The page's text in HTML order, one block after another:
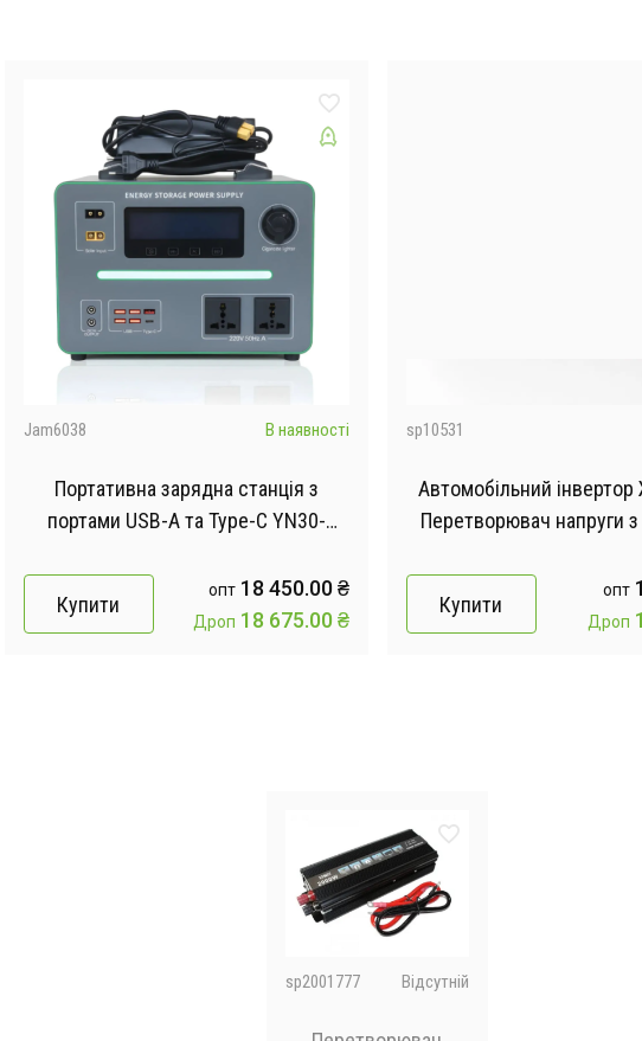
Jam6038 В наявності
Портативна зарядна станція з
портами USB-A та Type-C YN30-
Купити
опт18 450.00 ₴
Дроп 18 675.00 ₴
sp10531
Автомобільний
Перетворювач напруги
Купити
опт
Дроп
sp2001777 Відсутній